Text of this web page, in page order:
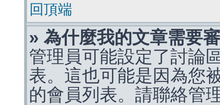
回頂端
» 為什麼我的文章需要
管理員可能設定了討論
表。這也可能是因為您
的會員列表。請聯絡管